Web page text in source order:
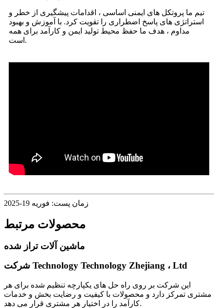
تیم ما پروتکل های ایمنی اساسی ، اقدامات پیشگیری از خطر و
استراتژی های پاسخ اضطراری را تقویت کرد. با آموزش و بهبود
مداوم ، هدف ما حفظ محیط تولید ایمن و کارآمد برای همه
است.
زمان پست: فوریه 19-2025
محصولات مرتبط
ماشین آلات تراز شده
شرکت Technology Technology Zhejiang ، Ltd
این شرکت بر روی راه حل های یکپارچه تنظیم شده برای هر
مشتری تمرکز دارد و محصولات با کیفیت و رضایت بخش و خدمات
کارآمد را در اختیار هر مشتری قرار می دهد.